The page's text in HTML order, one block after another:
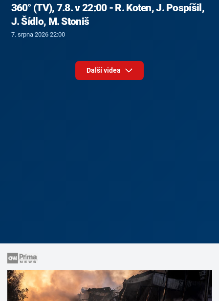
360° (TV), 7.8. v 22:00 - R. Koten, J. Pospíšil,
J. Šídlo, M. Stoniš
7. srpna 2026 22:00
Další videa